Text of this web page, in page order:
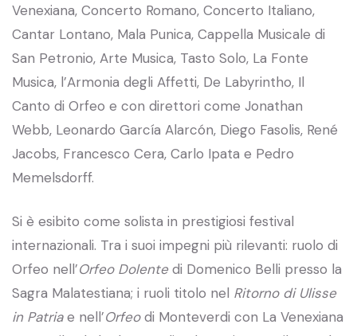
Venexiana, Concerto Romano, Concerto Italiano,
Cantar Lontano, Mala Punica, Cappella Musicale di
San Petronio, Arte Musica, Tasto Solo, La Fonte
Musica, l’Armonia degli Affetti, De Labyrintho, Il
Canto di Orfeo e con direttori come Jonathan
Webb, Leonardo García Alarcón, Diego Fasolis, René
Jacobs, Francesco Cera, Carlo Ipata e Pedro
Memelsdorff.
Si è esibito come solista in prestigiosi festival
internazionali. Tra i suoi impegni più rilevanti: ruolo di
Orfeo nell’Orfeo Dolentedi Domenico Belli presso la
Sagra Malatestiana; i ruoli titolo nel Ritorno di Ulisse
in Patriae nell’Orfeodi Monteverdi con La Venexiana